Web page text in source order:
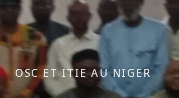
OSC ET ITIE AU NIGER